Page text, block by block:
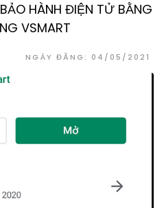
HÀNH ĐIỆN TỬ BẰNG
VSMART
NGÀY ĐĂNG: 04/05/2021